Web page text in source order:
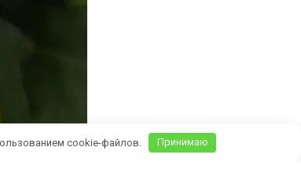
cookie-файлов. Принимаю